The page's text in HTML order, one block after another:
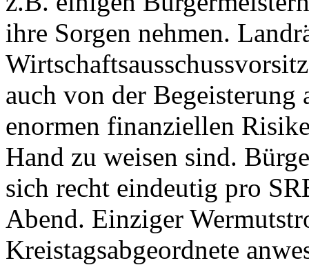
ihre Sorgen nehmen.
auch von der Begeisterung
enormen finanziellen
Hand zu weisen sind.
sich recht eindeutig pro
Abend. Einziger
Kreistagsabgeordnete